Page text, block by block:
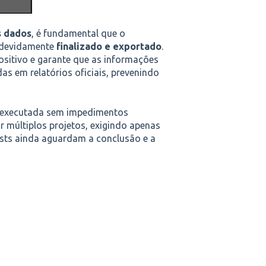
dados, é fundamental que o
finalizado e exportado.
e garante que as informações
em relatórios oficiais, prevenindo
sem impedimentos
múltiplos projetos, exigindo apenas
ainda aguardam a conclusão e a